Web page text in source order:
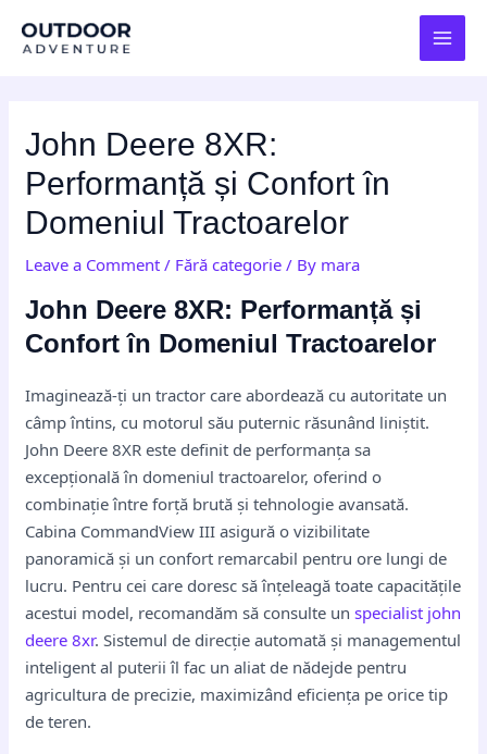
John Deere 8XR:
Performanță și Confort în
Domeniul Tractoarelor
Leave a Comment / Fără categorie / By mara
John Deere 8XR: Performanță și
Confort în Domeniul Tractoarelor
Imaginează-ți un tractor care abordează cu autoritate un
câmp întins, cu motorul său puternic răsunând liniștit.
John Deere 8XR este definit de performanța sa
excepțională în domeniul tractoarelor, oferind o
combinație între forță brută și tehnologie avansată.
Cabina CommandView III asigură o vizibilitate
panoramică și un confort remarcabil pentru ore lungi de
lucru. Pentru cei care doresc să înțeleagă toate capacitățile
acestui model, recomandăm să consulte unspecialist john
deere 8xr. Sistemul de direcție automată și managementul
inteligent al puterii îl fac un aliat de nădejde pentru
agricultura de precizie, maximizând eficiența pe orice tip
de teren.
navigation